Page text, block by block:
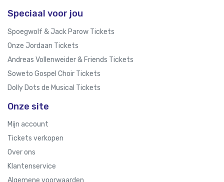
Speciaal voor jou
Spoegwolf & Jack Parow Tickets
Onze Jordaan Tickets
Andreas Vollenweider & Friends Tickets
Soweto Gospel Choir Tickets
Dolly Dots de Musical Tickets
Onze site
Mijn account
Tickets verkopen
Over ons
Klantenservice
Algemene voorwaarden